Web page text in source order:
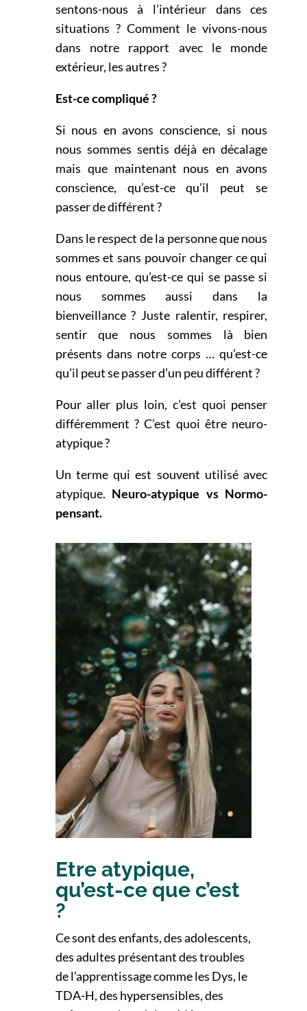
sentons-nous à l’intérieur dansces
situations ? Comment le vivons-nous
dans notre rapport avec le monde
extérieur, les autres ?
Est-ce compliqué ?
Si nous en avons conscience, si nous
nous sommes sentis déjà en décalage
mais que maintenant nousen avons
conscience, qu’est-ce qu’il peut se
passer de différent ?
Dans le respect de la personne que nous
sommes et sans pouvoir changer ce qui
nous entoure, qu’est-ce qui se passe si
nous sommes aussi dans la
bienveillance ? Juste ralentir, respirer,
sentir que nous sommes là bien
présents dans notre corps … qu’est-ce
qu’il peut se passer d’un peu différent ?
Pour aller plus loin, c’est quoi penser
différemment ? C’est quoi être neuro-
atypique ?
Un terme qui est souvent utilisé avec
atypique. Neuro-atypique vs Normo-
pensant.
Etre atypique,
qu’est-ce que c’est
?
Ce sont des enfants, des adolescents,
des adultes présentant des troubles
de l’apprentissage comme les Dys, le
TDA-H, des hypersensibles, des